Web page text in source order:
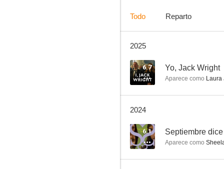
Criminal: Reino Unido
6.5
Todo Reparto
2025
6.7 Yo, Jack Wright
Aparece como Laura
2024
6.1 Septiembre dice
Aparece como